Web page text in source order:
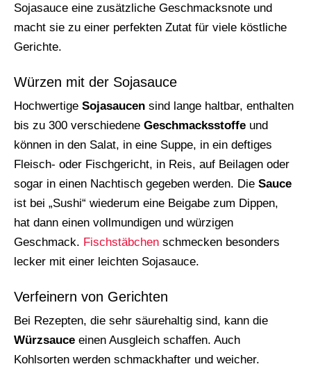
Sojasauce eine zusätzliche Geschmacksnote und
macht sie zu einer perfekten Zutat für viele köstliche
Gerichte.
Würzen mit der Sojasauce
Hochwertige Sojasaucen sind lange haltbar, enthalten
bis zu 300 verschiedene Geschmacksstoffe und
können in den Salat, in eine Suppe, in ein deftiges
Fleisch- oder Fischgericht, in Reis, auf Beilagen oder
sogar in einen Nachtisch gegeben werden. Die Sauce
ist bei „Sushi“ wiederum eine Beigabe zum Dippen,
hat dann einen vollmundigen und würzigen
Geschmack. Fischstäbchen schmecken besonders
lecker mit einer leichten Sojasauce.
Verfeinern von Gerichten
Bei Rezepten, die sehr säurehaltig sind, kann die
Würzsauce einen Ausgleich schaffen. Auch
Kohlsorten werden schmackhafter und weicher.